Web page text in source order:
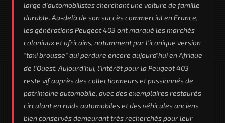
large d'automobilistes cherchant une voiture de famille
durable. Au-delà de son succès commercial en France,
les générations Peugeot 403 ont marqué les marchés
coloniaux et africains, notamment par l'iconique version
"taxi brousse" qui perdure encore aujourd'hui en Afrique
de l'Ouest. Aujourd'hui, l'intérêt pour la Peugeot 403
reste vif auprès des collectionneurs et passionnés de
patrimoine automobile, avec des exemplaires restaurés
circulant en raids automobiles et des véhicules anciens
bien conservés demeurant très recherchés pour leur